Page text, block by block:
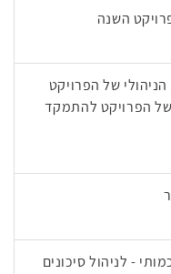
השנה
של הפרויקט
של הפרויקט להתמקד
- לניהול סיכונים